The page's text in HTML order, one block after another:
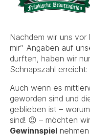
Nachdem wir uns vor
mir“-Angaben auf
durften, haben wir
Schnapszahl erreicht:
Auch wenn es
geworden sind und
geblieben ist –
sind! 😉 – möchten
Gewinnspiel